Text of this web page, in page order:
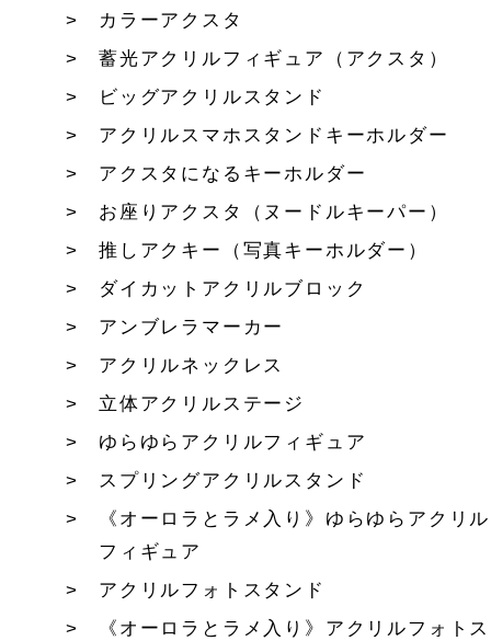
カラーアクスタ
蓄光アクリルフィギュア（アクスタ）
ビッグアクリルスタンド
アクリルスマホスタンドキーホルダー
アクスタになるキーホルダー
お座りアクスタ（ヌードルキーパー）
推しアクキー（写真キーホルダー）
ダイカットアクリルブロック
アンブレラマーカー
アクリルネックレス
立体アクリルステージ
ゆらゆらアクリルフィギュア
スプリングアクリルスタンド
《オーロラとラメ入り》ゆらゆらアクリル
フィギュア
アクリルフォトスタンド
《オーロラとラメ入り》アクリルフォトス